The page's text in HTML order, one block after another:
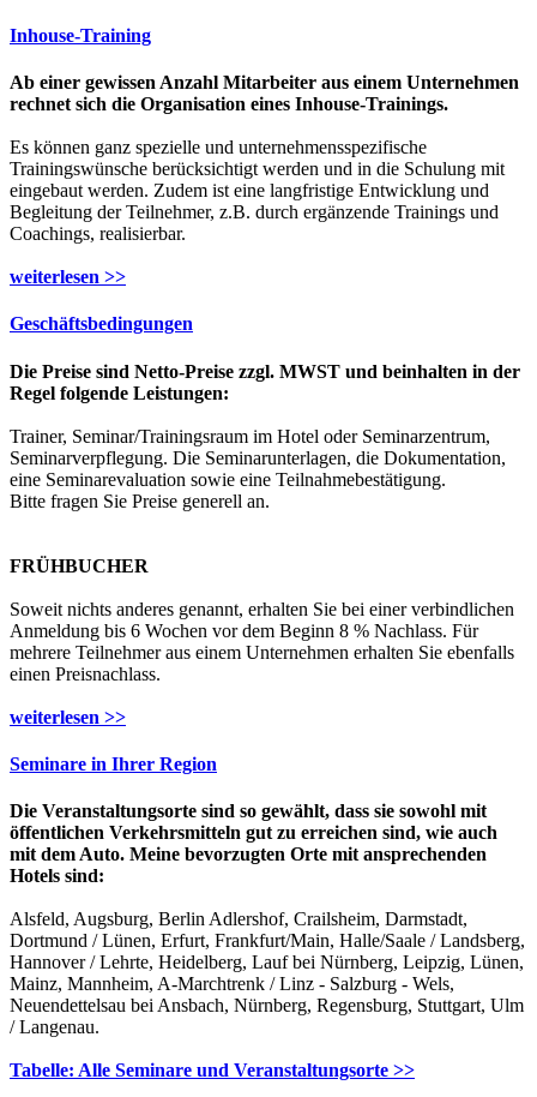
Inhouse-Training
Ab einer gewissen Anzahl Mitarbeiter aus einem Unternehmen
rechnet sich die Organisation eines Inhouse-Trainings.
Es können ganz spezielle und unternehmensspezifische
Trainingswünsche berücksichtigt werden und in die Schulung mit
eingebaut werden. Zudem ist eine langfristige Entwicklung und
Begleitung der Teilnehmer, z.B. durch ergänzende Trainings und
Coachings, realisierbar.
weiterlesen >>
Geschäftsbedingungen
Die Preise sind Netto-Preise zzgl. MWST und beinhalten in der
Regel folgende Leistungen:
Trainer, Seminar/Trainingsraum im Hotel oder Seminarzentrum,
Seminarverpflegung. Die Seminarunterlagen, die Dokumentation,
eine Seminarevaluation sowie eine Teilnahmebestätigung.
Bitte fragen Sie Preise generell an.
FRÜHBUCHER
Soweit nichts anderes genannt, erhalten Sie bei einer verbindlichen
Anmeldung bis 6 Wochen vor dem Beginn 8 % Nachlass. Für
mehrere Teilnehmer aus einem Unternehmen erhalten Sie ebenfalls
einen Preisnachlass.
weiterlesen >>
Seminare in Ihrer Region
Die Veranstaltungsorte sind so gewählt, dass sie sowohl mit
öffentlichen Verkehrsmitteln gut zu erreichen sind, wie auch
mit dem Auto. Meine bevorzugten Orte mit ansprechenden
Hotels sind:
Alsfeld, Augsburg, Berlin Adlershof, Crailsheim, Darmstadt,
Dortmund / Lünen, Erfurt, Frankfurt/Main, Halle/Saale / Landsberg,
Hannover / Lehrte, Heidelberg, Lauf bei Nürnberg, Leipzig, Lünen,
Mainz, Mannheim, A-Marchtrenk / Linz - Salzburg - Wels,
Neuendettelsau bei Ansbach, Nürnberg, Regensburg, Stuttgart, Ulm
/ Langenau.
Tabelle: Alle Seminare und Veranstaltungsorte >>